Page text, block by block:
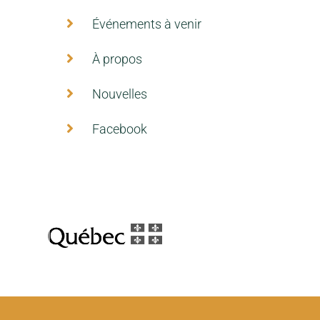
Événements à venir
À propos
Nouvelles
Facebook